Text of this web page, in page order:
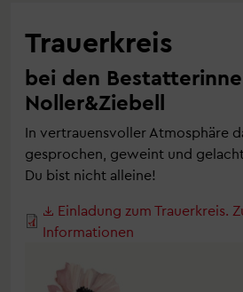
Trauerkreis
bei den
Noller&Ziebell
In vertrauensvoller Atmosphäre
gesprochen, geweint und
Du bist nicht alleine!
Einladung zum Trauerkreis.
Informationen